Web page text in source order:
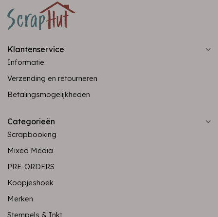
Klantenservice
Informatie
Verzending en retourneren
Betalingsmogelijkheden
Categorieën
Scrapbooking
Mixed Media
PRE-ORDERS
Koopjeshoek
Merken
Stempels & Inkt